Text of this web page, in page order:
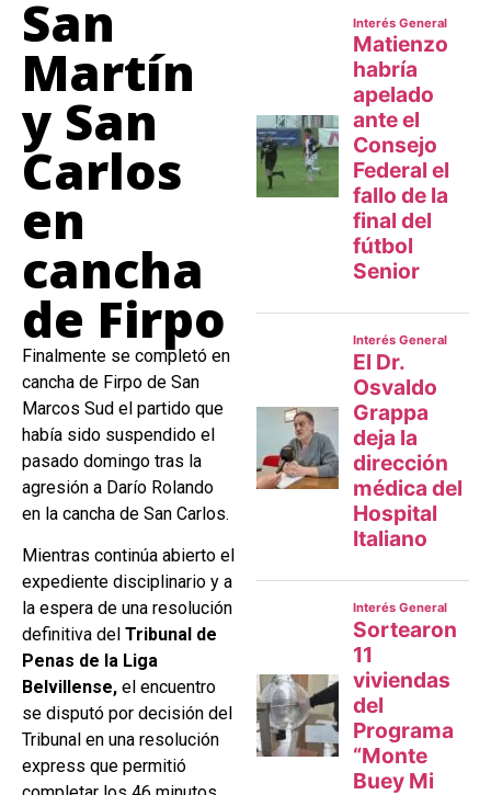
San
Martín
y San
Carlos
en
cancha
de Firpo
Finalmente se completó en
cancha de Firpo de San
Marcos Sud el partido que
había sido suspendido el
pasado domingo tras la
agresión a Darío Rolando
en la cancha de San Carlos.
Mientras continúa abierto el
expediente disciplinario y a
la espera de una resolución
definitiva del Tribunal de
Penas de la Liga
Belvillense, el encuentro
se disputó por decisión del
Tribunal en una resolución
express que permitió